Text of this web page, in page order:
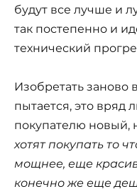
будут все лучше и
так постепенно и
технический
Изобретать заново
пытается, это вряд
покупателю новый,
хотят покупать то
мощнее, еще
конечно же еще